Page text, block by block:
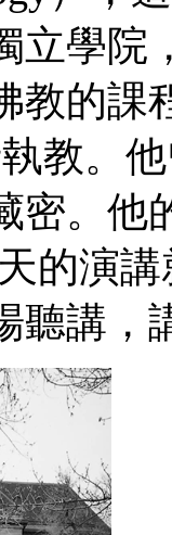
立學院
教的課
執教。
密。他
的演
聽講，